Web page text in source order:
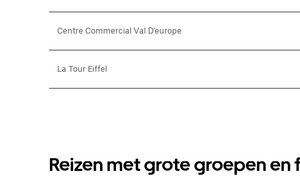
Centre Commercial Val D'europe
La Tour Eiffel
Reizen met grote groepen en